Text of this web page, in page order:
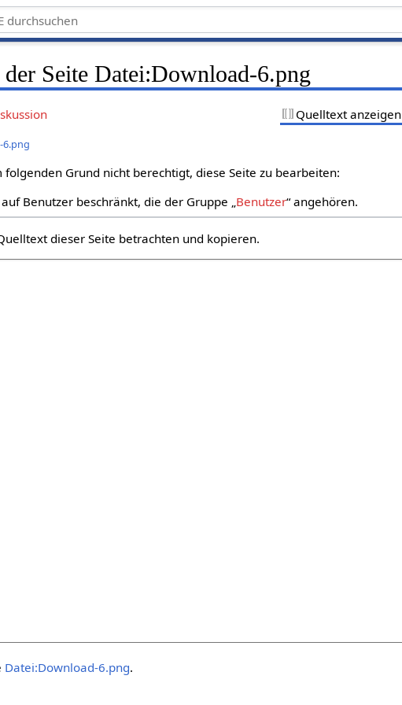
Seite Datei:Download-6.png
Quelltext anzeigen
6.png
folgenden Grund nicht berechtigt, diese Seite zu bearbeiten:
Benutzer beschränkt, die der Gruppe „Benutzer“ angehören.
dieser Seite betrachten und kopieren.
Datei:Download-6.png.